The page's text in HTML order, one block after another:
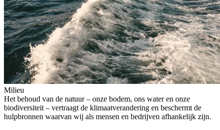
Milieu
Het behoud van de natuur – onze bodem, ons water en onze
biodiversiteit – vertraagt de klimaatverandering en beschermt de
hulpbronnen waarvan wij als mensen en bedrijven afhankelijk zijn.